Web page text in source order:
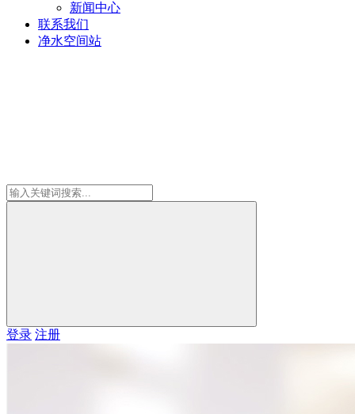
新闻中心
联系我们
净水空间站
登录 注册